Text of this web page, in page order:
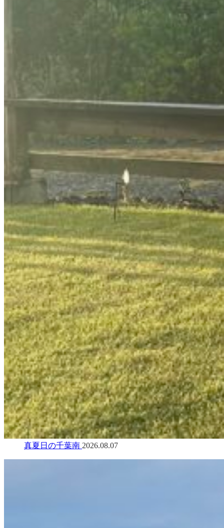
真夏日の千葉南 2026.08.07